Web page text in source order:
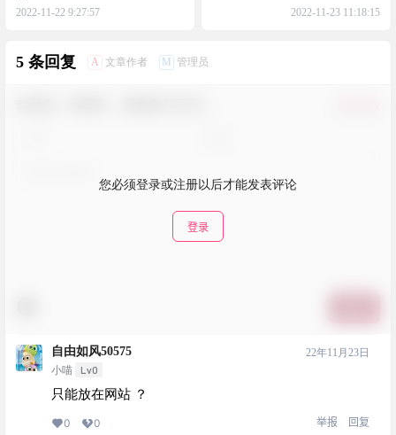
2022-11-22 9:27:57 2022-11-23 11:18:15
5 条回复 A 文章作者 M 管理员
您必须登录或注册以后才能发表评论
登录
自由如风50575
小喵 Lv0
22年11月23日
只能放在网站 ？
0 0 举报 回复